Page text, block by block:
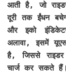
आती है, जो
दूरी तक ईंधन
और इको
अलावा, इसमें
है, जिससे
चार्ज कर सकते हैं।